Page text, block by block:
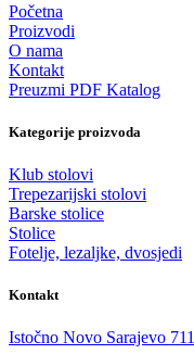
Početna
Proizvodi
O nama
Kontakt
Preuzmi PDF Katalog
Kategorije proizvoda
Klub stolovi
Trepezarijski stolovi
Barske stolice
Stolice
Fotelje, lezaljke, dvosjedi
Kontakt
Istočno Novo Sarajevo